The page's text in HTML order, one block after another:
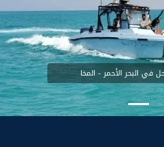
في البحر الأحمر - المخا